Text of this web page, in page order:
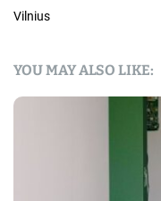
Vilnius
YOU MAY ALSO LIKE: